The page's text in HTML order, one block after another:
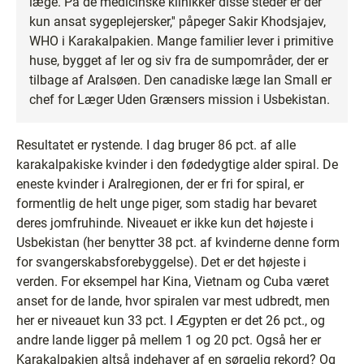
kun ansat sygeplejersker,'' påpeger Sakir Khodsjajev,
WHO i Karakalpakien. Mange familier lever i primitive
huse, bygget af ler og siv fra de sumpområder, der er
tilbage af Aralsøen. Den canadiske læge Ian Small er
chef for Læger Uden Grænsers mission i Usbekistan.
Resultatet er rystende. I dag bruger 86 pct. af alle
karakalpakiske kvinder i den fødedygtige alder spiral. De
eneste kvinder i Aralregionen, der er fri for spiral, er
formentlig de helt unge piger, som stadig har bevaret
deres jomfruhinde. Niveauet er ikke kun det højeste i
Usbekistan (her benytter 38 pct. af kvinderne denne form
for svangerskabsforebyggelse). Det er det højeste i
verden. For eksempel har Kina, Vietnam og Cuba været
anset for de lande, hvor spiralen var mest udbredt, men
her er niveauet kun 33 pct. I Ægypten er det 26 pct., og
andre lande ligger på mellem 1 og 20 pct. Også her er
Karakalpakien altså indehaver af en sørgelig rekord? Og